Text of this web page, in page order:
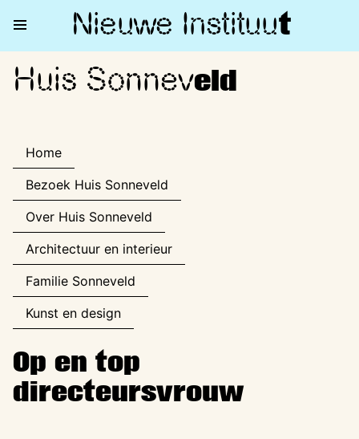
Nieuwe Instituut
Huis Sonneveld
Huis Sonneveld
Home
Bezoek Huis Sonneveld
Over Huis Sonneveld
Architectuur en interieur
Familie Sonneveld
Kunst en design
Op en top
directeursvrouw